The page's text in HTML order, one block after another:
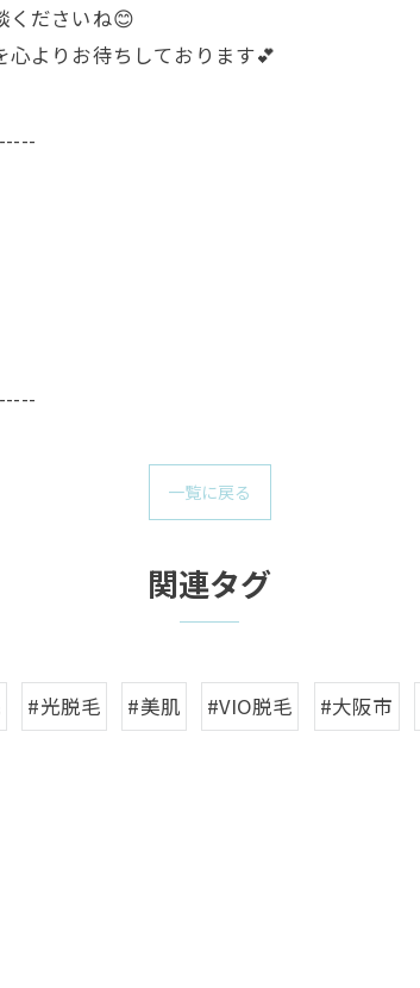
くださいね😊
よりお待ちしております💕
一覧に戻る
関連タグ
#光脱毛 #美肌 #VIO脱毛 #大阪市